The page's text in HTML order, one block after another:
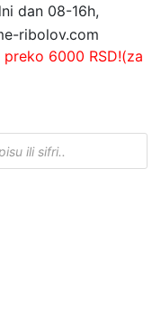
dan 08-16h,
ribolov.com
6000 RSD!(za